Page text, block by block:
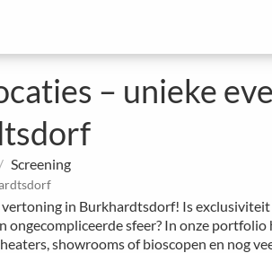
– unieke
Screening
vertoning in Burkhardtsdorf! Is
ongecompliceerde sfeer? In onze
showrooms of bioscopen en nog